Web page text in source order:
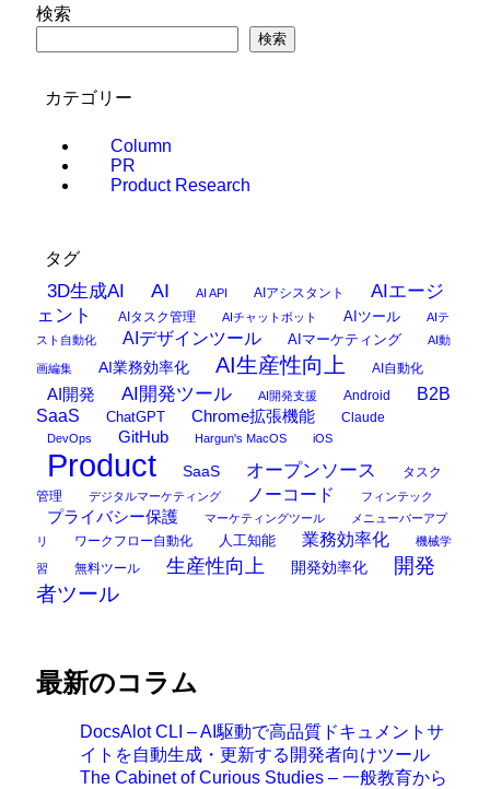
検索
検索
カテゴリー
Column
PR
Product Research
タグ
3D生成AI AI AI API AIアシスタント
AIエージ
ェント
AIタスク管理 AIチャットボット AIツール
AIテ
スト自動化
AIデザインツール AIマーケティング AI動
画編集 AI業務効率化 AI生産性向上 AI自動化
AI開発 AI開発ツール AI開発支援 Android
B2B
SaaS
ChatGPT Chrome拡張機能 Claude
DevOps GitHub Hargun's MacOS iOS
Product SaaS オープンソース
タスク
管理
デジタルマーケティング ノーコード フィンテック
プライバシー保護 マーケティングツール
メニューバーアプ
リ
ワークフロー自動化 人工知能 業務効率化 機械学
習 無料ツール 生産性向上 開発効率化
開発
者ツール
最新のコラム
DocsAlot CLI – AI駆動で高品質ドキュメントサ
イトを自動生成・更新する開発者向けツール
The Cabinet of Curious Studies – 一般教育から